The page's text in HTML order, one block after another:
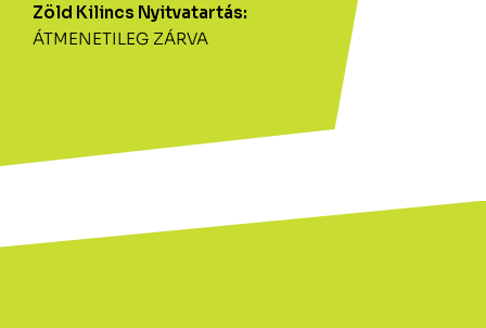
Zöld Kilincs Nyitvatartás:
ÁTMENETILEG ZÁRVA